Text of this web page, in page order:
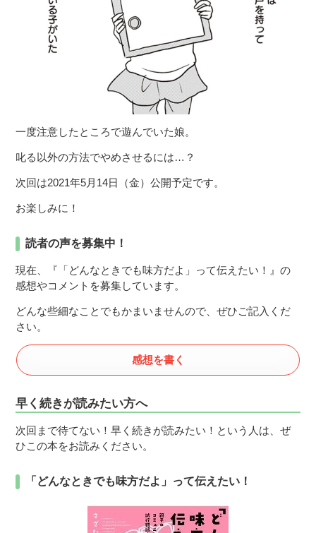
一度注意したところで遊んでいた娘。
叱る以外の方法でやめさせるには…？
次回は2021年5月14日（金）公開予定です。
お楽しみに！
読者の声を募集中！
現在、『「どんなときでも味方だよ」って伝えたい！』の
感想やコメントを募集しています。
どんな些細なことでもかまいませんので、ぜひご記入くだ
さい。
感想を書く
早く続きが読みたい方へ
次回まで待てない！早く続きが読みたい！という人は、ぜ
ひこの本をお読みください。
「どんなときでも味方だよ」って伝えたい！